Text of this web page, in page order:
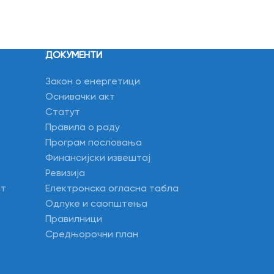
ДОКУМЕНТИ
Закон о енергетици
Оснивачки акт
Статут
Правила о раду
Програм пословања
Финансијски извештај
Ревизија
Електронска огласна табла
Одлуке и саопштења
Правилници
Средњорочни план